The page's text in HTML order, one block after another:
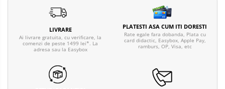
LIVRARE
Ai livrare gratuita, cu verificare, la
comenzi de peste 1499 lei*. La
adresa sau la Easybox
PLATESTI ASA CUM ITI DORESTI
Rate egale fara dobanda, Plata cu
card didactic, Easybox, Apple Pay,
ramburs, OP, Visa, etc